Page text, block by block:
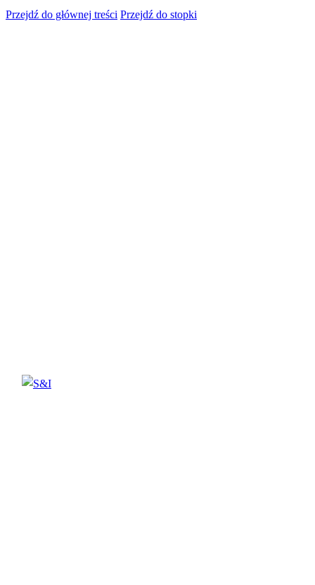
Przejdź do głównej treści Przejdź do stopki